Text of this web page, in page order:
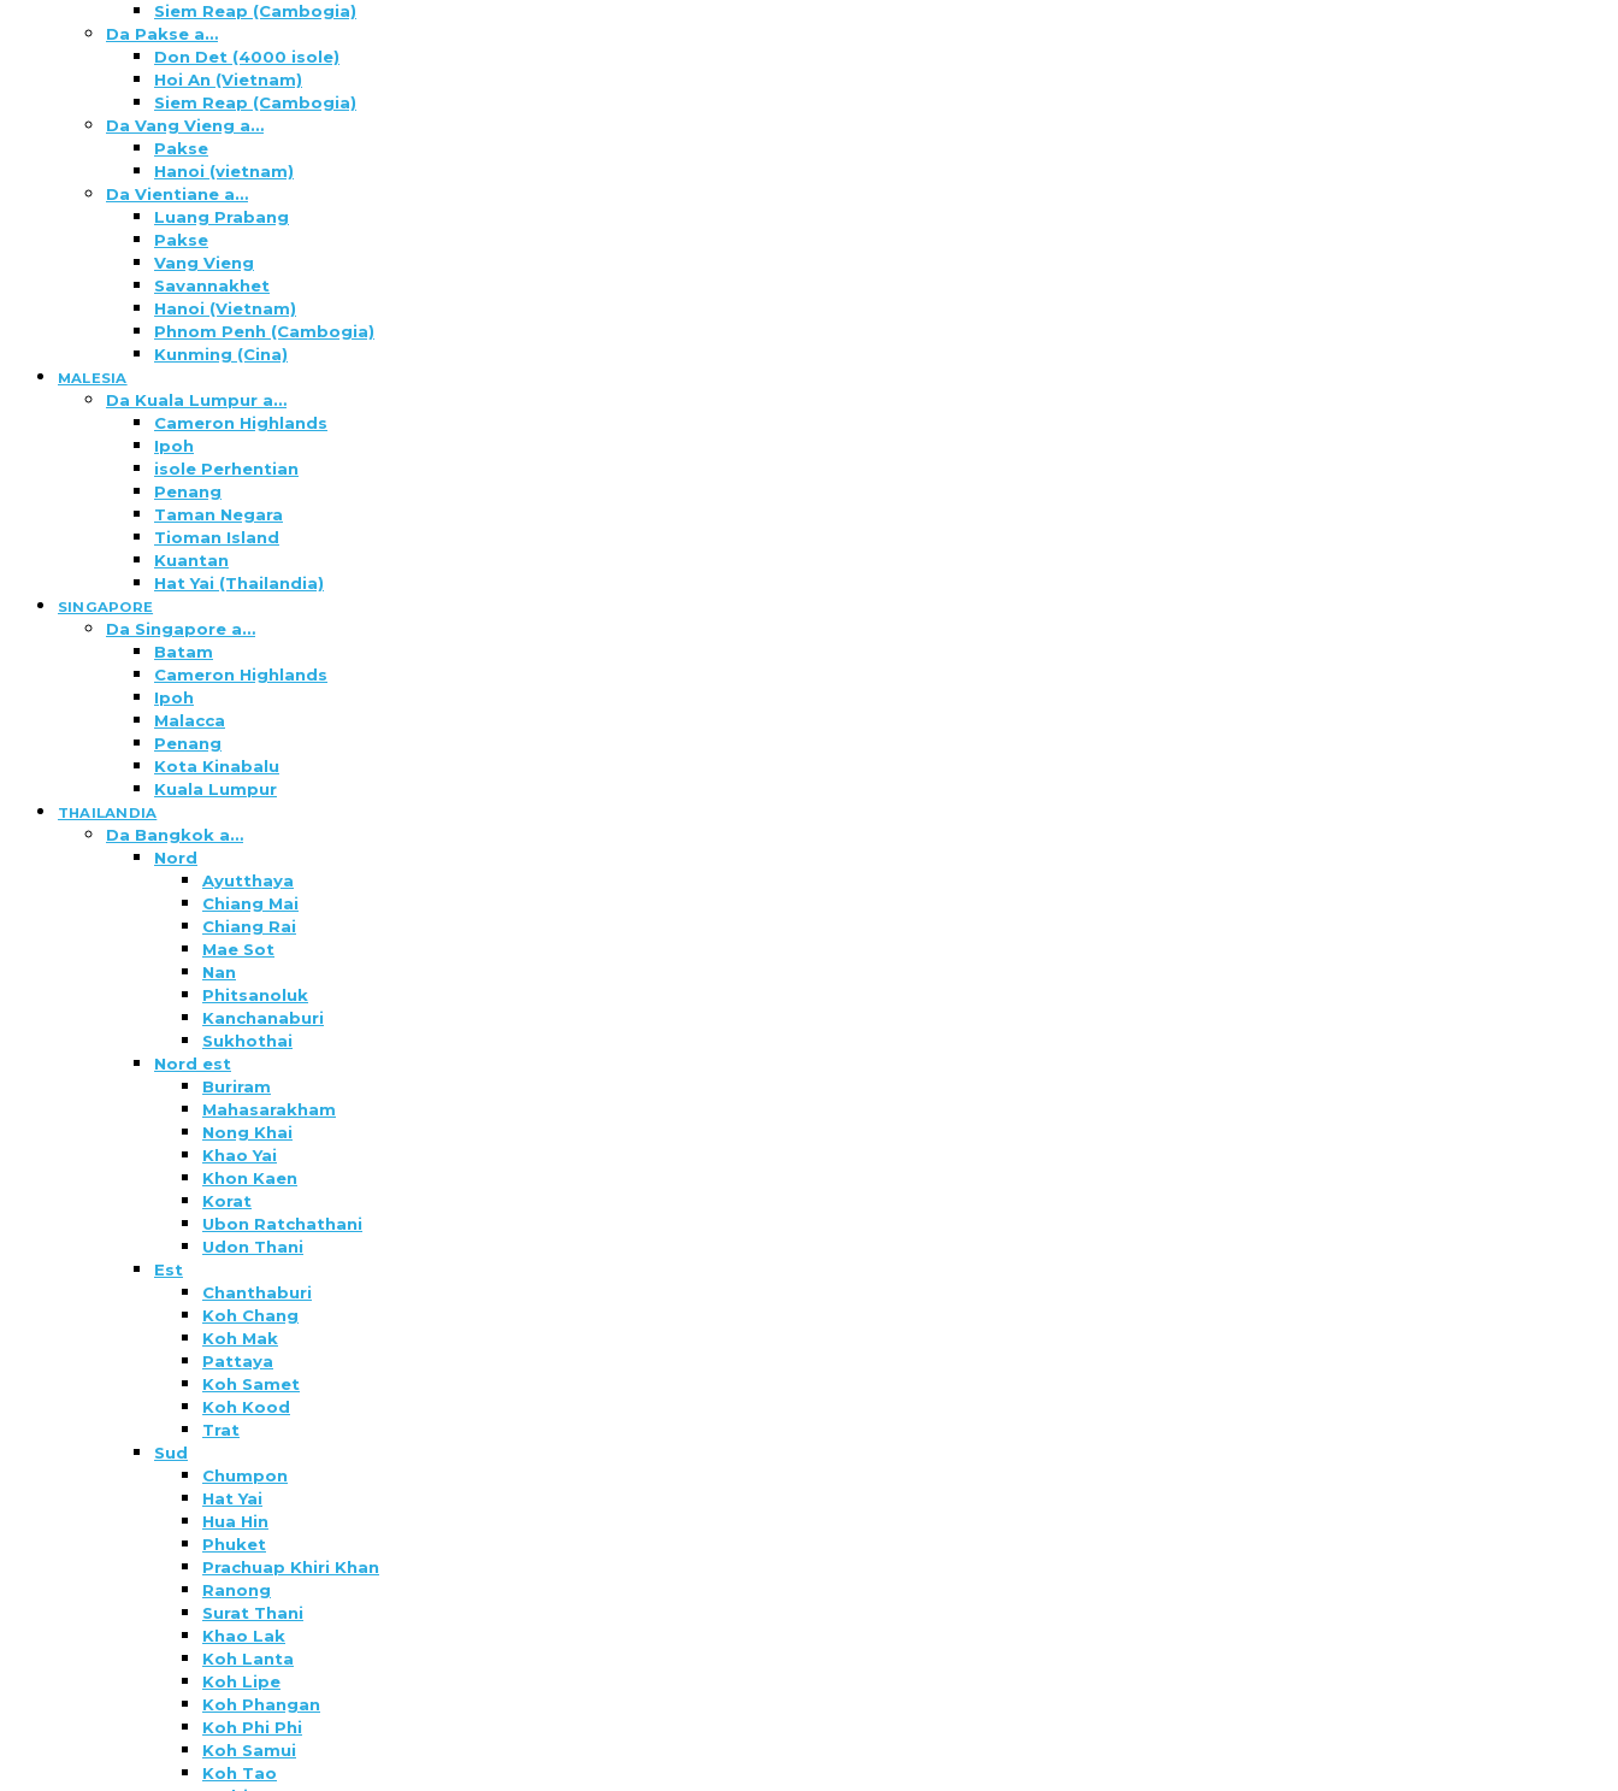
Siem Reap (Cambogia)
Da Pakse a…
Don Det (4000 isole)
Hoi An (Vietnam)
Siem Reap (Cambogia)
Da Vang Vieng a…
Pakse
Hanoi (vietnam)
Da Vientiane a…
Luang Prabang
Pakse
Vang Vieng
Savannakhet
Hanoi (Vietnam)
Phnom Penh (Cambogia)
Kunming (Cina)
MALESIA
Da Kuala Lumpur a…
Cameron Highlands
Ipoh
isole Perhentian
Penang
Taman Negara
Tioman Island
Kuantan
Hat Yai (Thailandia)
SINGAPORE
Da Singapore a…
Batam
Cameron Highlands
Ipoh
Malacca
Penang
Kota Kinabalu
Kuala Lumpur
THAILANDIA
Da Bangkok a…
Nord
Ayutthaya
Chiang Mai
Chiang Rai
Mae Sot
Nan
Phitsanoluk
Kanchanaburi
Sukhothai
Nord est
Buriram
Mahasarakham
Nong Khai
Khao Yai
Khon Kaen
Korat
Ubon Ratchathani
Udon Thani
Est
Chanthaburi
Koh Chang
Koh Mak
Pattaya
Koh Samet
Koh Kood
Trat
Sud
Chumpon
Hat Yai
Hua Hin
Phuket
Prachuap Khiri Khan
Ranong
Surat Thani
Khao Lak
Koh Lanta
Koh Lipe
Koh Phangan
Koh Phi Phi
Koh Samui
Koh Tao